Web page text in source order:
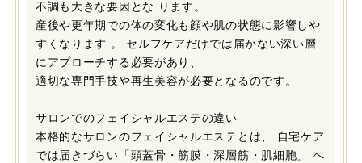
不調も大きな要因とな ります。
産後や更年期での体の変化も顔や肌の状態に影響しや
すくなります 。 セルフケアだけでは届かない深い層
にアプローチする必要があり、
適切な専門手技や再生美容が必要となるのです。
サロンでのフェイシャルエステの違い
本格的なサロンのフェイシャルエステとは、 自宅ケア
では届きづらい「頭蓋骨・筋膜・深層筋・肌細胞」 へ